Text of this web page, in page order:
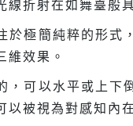
線折射在如舞臺般
於極簡純粹的形
維效果。
，可以水平或上下
以被視為對感知內